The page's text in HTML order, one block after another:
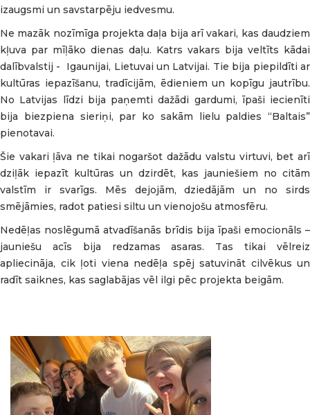
izaugsmi un savstarpēju iedvesmu.
Ne mazāk nozīmīga projekta daļa bija arī vakari, kas daudziem
kļuva par mīļāko dienas daļu. Katrs vakars bija veltīts kādai
dalībvalstij - Igaunijai, Lietuvai un Latvijai. Tie bija piepildīti ar
kultūras iepazīšanu, tradīcijām, ēdieniem un kopīgu jautrību.
No Latvijas līdzi bija paņemti dažādi gardumi, īpaši iecienīti
bija biezpiena sieriņi, par ko sakām lielu paldies “Baltais”
pienotavai.
Šie vakari ļāva ne tikai nogaršot dažādu valstu virtuvi, bet arī
dziļāk iepazīt kultūras un dzirdēt, kas jauniešiem no citām
valstīm ir svarīgs. Mēs dejojām, dziedājām un no sirds
smējāmies, radot patiesi siltu un vienojošu atmosfēru.
Nedēļas noslēgumā atvadīšanās brīdis bija īpaši emocionāls –
jauniešu acīs bija redzamas asaras. Tas tikai vēlreiz
apliecināja, cik ļoti viena nedēļa spēj satuvināt cilvēkus un
radīt saiknes, kas saglabājas vēl ilgi pēc projekta beigām.